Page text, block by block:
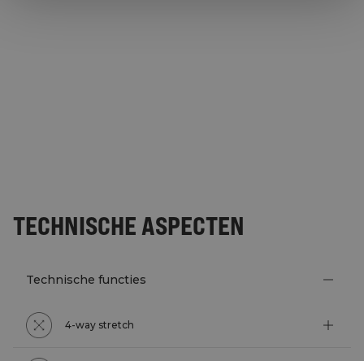
TECHNISCHE ASPECTEN
Technische functies
4-way stretch